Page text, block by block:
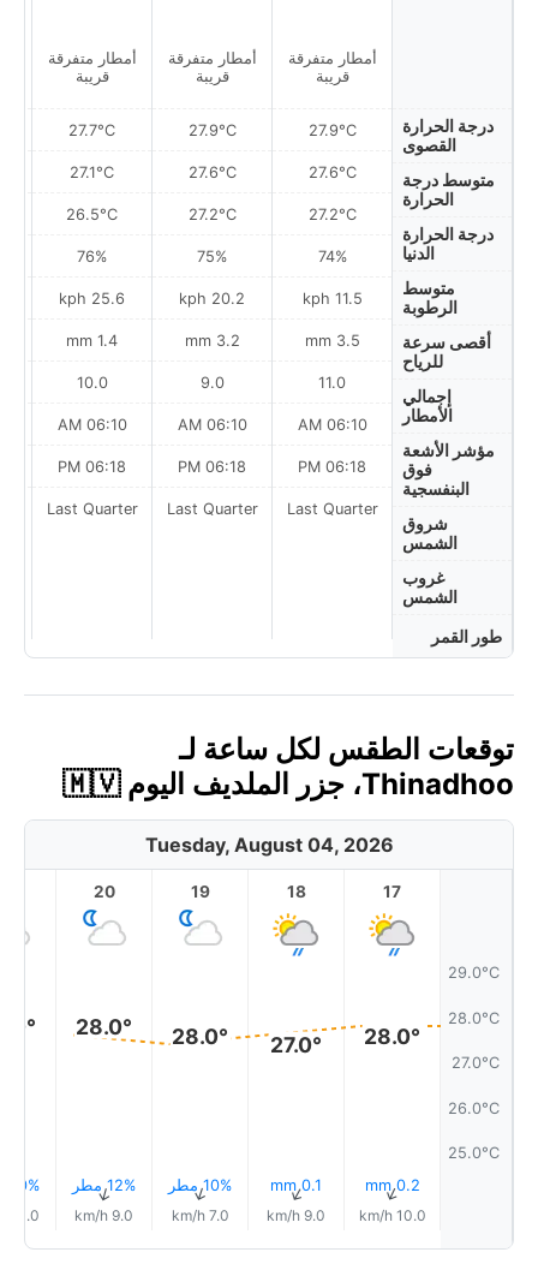
درجة الحرارة
القصوى
متوسط درجة
الحرارة
درجة الحرارة
الدنيا
متوسط
الرطوبة
أقصى سرعة
للرياح
إجمالي
الأمطار
مؤشر الأشعة
فوق
البنفسجية
شروق
الشمس
غروب
الشمس
طور القمر
أمطار متفرقة
قريبة
27.9°C
27.6°C
27.2°C
74%
11.5 kph
3.5 mm
11.0
06:10 AM
06:18 PM
Last Quarter
أمطار متفرقة
قريبة
27.9°C
27.6°C
27.2°C
75%
20.2 kph
3.2 mm
9.0
06:10 AM
06:18 PM
Last Quarter
أمطار متفرقة
قريبة
27.7°C
27.1°C
26.5°C
76%
25.6 kph
1.4 mm
10.0
06:10 AM
06:18 PM
Last Quarter
توقعات الطقس لكل ساعة لـ
Thinadhoo، جزر الملديف اليوم 🇲🇻
Tuesday, August 04, 2026
29.0°C
28.0°C
27.0°C
26.0°C
25.0°C
17
28.0°
0.2 mm
↑
10.0 km/h
18
27.0°
0.1 mm
↑
9.0 km/h
19
28.0°
10% مطر↑
7.0 km/h
20
28.0°
12% مطر↑
9.0 km/h
10% مطر
11.0 km/h